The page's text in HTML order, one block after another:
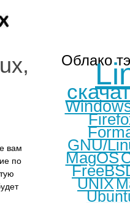
вам
по
Облако
GNU/
MagOS
UNIX